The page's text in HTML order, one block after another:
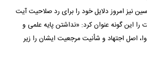
نیز امروز دلایل خود را برای رد صلاحیت آیت
را این گونه عنوان کرد: «نداشتن پایه علمی و
اصل اجتهاد و شأنیت مرجعیت ایشان را زیر